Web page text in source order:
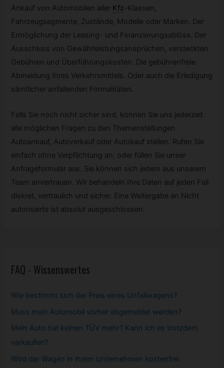
Ankauf von Automobilen aller Kfz- Klassen,
Fahrzeugsegmente, Zustände, Modelle oder Marken. Der
Ermöglichung der Leasing- und Finanzierungsablöse. Der
Ausschluss von Gewährleistungsansprüchen, versteckten
Gebühren und Überführungskosten. Die gebührenfreie
Abmeldung Ihres Verkehrsmittels. Oder auch die Erledigung
sämtlicher anfallenden Formalitäten.
Falls Sie noch nicht sicher sind, können Sie uns jederzeit
alle möglichen Fragen zu den Themenstellungen
Autoankauf, Autoverkauf oder Autokauf stellen. Rufen Sie
einfach ohne Verpflichtung an, oder füllen Sie unser
Anfrageformular aus. Sie können sich jedem aus unserem
Team anvertrauen. Wir behandeln Ihre Daten auf jeden Fall
diskret, vertraulich und sicher. Eine Weitergabe an Nicht
autorisierte ist absolut ausgeschlossen.
FAQ - Wissenswertes
Wie bestimmt sich der Preis eines Unfallwagens?
Muss mein Automobil vorher abgemeldet werden?
Mein Auto hat keinen TÜV mehr? Kann ich es trotzdem
verkaufen?
Wird der Wagen in ihrem Unternehmen kostenfrei